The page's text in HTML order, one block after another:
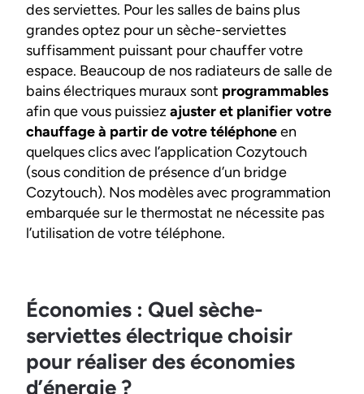
des serviettes. Pour les salles de bains plus
grandes optez pour un sèche-serviettes
suffisamment puissant pour chauffer votre
espace. Beaucoup de nos radiateurs de salle de
bains électriques muraux sont programmables
afin que vous puissiez ajuster et planifier votre
chauffage à partir de votre téléphoneen
quelques clics avec l’application Cozytouch
(sous condition de présence d’un bridge
Cozytouch). Nos modèles avec programmation
embarquée sur le thermostat ne nécessite pas
l’utilisation de votre téléphone.
Économies : Quel sèche-
serviettes électrique choisir
pour réaliser des économies
d’énergie ?